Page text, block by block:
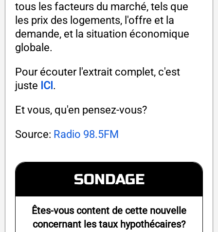
tous les facteurs du marché, tels que
les prix des logements, l'offre et la
demande, et la situation économique
globale.
Pour écouter l'extrait complet, c'est
juste ICI .
Et vous, qu'en pensez-vous?
Source: Radio 98.5FM
SONDAGE
Êtes-vous content de cette nouvelle
concernant les taux hypothécaires?